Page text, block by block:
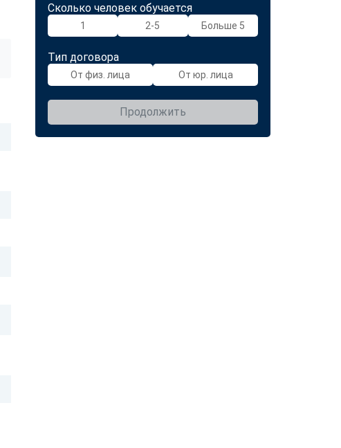
Сколько человек обучается
1 2-5 Больше 5
Тип договора
От физ. лица От юр. лица
Продолжить